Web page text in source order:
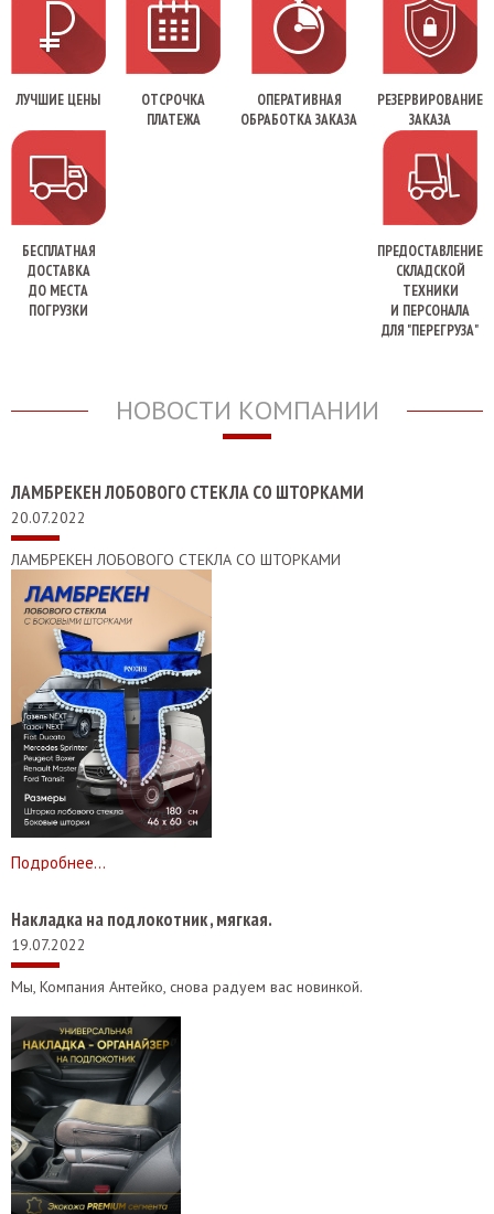
ЛУЧШИЕ ЦЕНЫ
ОТСРОЧКА
ПЛАТЕЖА
ОПЕРАТИВНАЯ
ОБРАБОТКА ЗАКАЗА
РЕЗЕРВИРОВАНИЕ
ЗАКАЗА
БЕСПЛАТНАЯ
ДОСТАВКА
ДО МЕСТА
ПОГРУЗКИ
ПРЕДОСТАВЛЕНИЕ
СКЛАДСКОЙ
ТЕХНИКИ
И ПЕРСОНАЛА
ДЛЯ "ПЕРЕГРУЗА"
НОВОСТИ КОМПАНИИ
ЛАМБРЕКЕН ЛОБОВОГО СТЕКЛА СО ШТОРКАМИ
20.07.2022
ЛАМБРЕКЕН ЛОБОВОГО СТЕКЛА СО ШТОРКАМИ
Подробнее...
Накладка на подлокотник , мягкая.
19.07.2022
Мы, Компания Антейко, снова радуем вас новинкой.